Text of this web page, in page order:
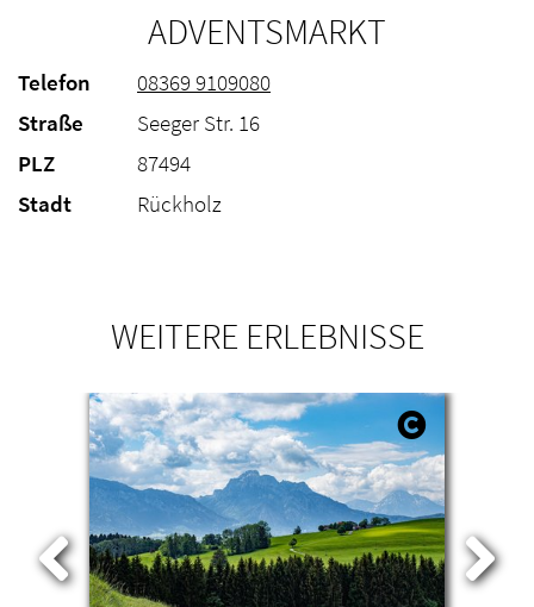
ADVENTSMARKT
Telefon
08369 9109080
Straße
Seeger Str. 16
PLZ
87494
Stadt
Rückholz
WEITERE ERLEBNISSE